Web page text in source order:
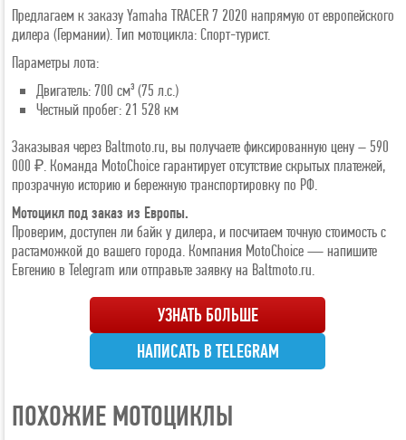
Предлагаем к заказу Yamaha TRACER 7 2020 напрямую от европейского
дилера (Германии). Тип мотоцикла: Спорт-турист.
Параметры лота:
Двигатель: 700 см³ (75 л.с.)
Честный пробег: 21 528 км
Заказывая через Baltmoto.ru, вы получаете фиксированную цену – 590
000 ₽. Команда MotoChoice гарантирует отсутствие скрытых платежей,
прозрачную историю и бережную транспортировку по РФ.
Мотоцикл под заказ из Европы.
Проверим, доступен ли байк у дилера, и посчитаем точную стоимость с
растаможкой до вашего города. Компания MotoChoice — напишите
Евгению в Telegram или отправьте заявку на Baltmoto.ru.
УЗНАТЬ БОЛЬШЕ
НАПИСАТЬ В TELEGRAM
ПОХОЖИЕ МОТОЦИКЛЫ